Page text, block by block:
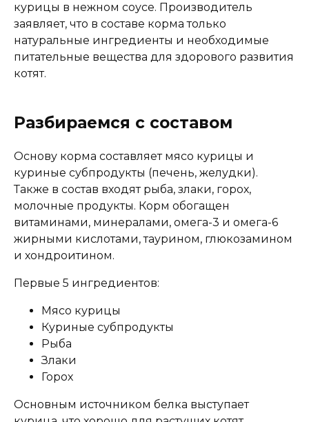
0,5%, влага - 82%. Витамин А - 180 МЕ, витамин D
- 18 МЕ, витамин Е - 1,4 МЕ, Е1 железо - 1,8 мг, Е4
медь - 0,09 мг, Е5 марганец - 0,18 мг
Омега-3 и Омега-6 жирные кислоты, таурин,
глюкозамин, хондроитин
Пищевая ценность
Белок (%)
9
Жир (%)
4.5
Клетчатка (%)
0.5
Зола (%)
Влага (%)
курицы в нежном соусе. Производитель
заявляет, что в составе корма только
натуральные ингредиенты и необходимые
питательные вещества для здорового развития
котят.
Разбираемся с составом
Основу корма составляет мясо курицы и
куриные субпродукты (печень, желудки).
Также в состав входят рыба, злаки, горох,
молочные продукты. Корм обогащен
витаминами, минералами, омега-3 и омега-6
жирными кислотами, таурином, глюкозамином
и хондроитином.
Первые 5 ингредиентов:
Мясо курицы
Куриные субпродукты
Рыба
Злаки
Горох
Основным источником белка выступает